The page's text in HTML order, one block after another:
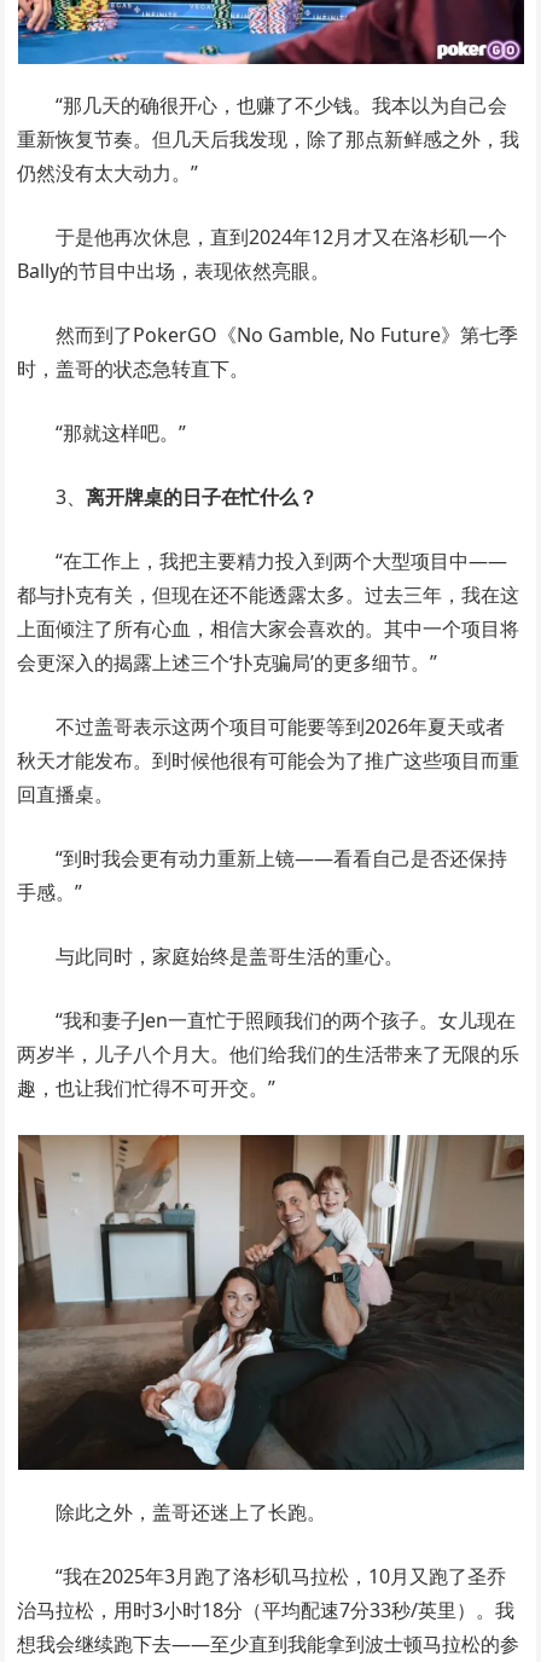
“那几天的确很开心，也赚了不少钱。我本以为自己会
重新恢复节奏。但几天后我发现，除了那点新鲜感之外，我
仍然没有太大动力。”
于是他再次休息，直到2024年12月才又在洛杉矶一个
Bally的节目中出场，表现依然亮眼。
然而到了PokerGO《No Gamble, No Future》第七季
时，盖哥的状态急转直下。
“那就这样吧。”
3、离开牌桌的日子在忙什么？
“在工作上，我把主要精力投入到两个大型项目中——
都与扑克有关，但现在还不能透露太多。过去三年，我在这
上面倾注了所有心血，相信大家会喜欢的。其中一个项目将
会更深入的揭露上述三个‘扑克骗局’的更多细节。”
不过盖哥表示这两个项目可能要等到2026年夏天或者
秋天才能发布。到时候他很有可能会为了推广这些项目而重
回直播桌。
“到时我会更有动力重新上镜——看看自己是否还保持
手感。”
与此同时，家庭始终是盖哥生活的重心。
“我和妻子Jen一直忙于照顾我们的两个孩子。女儿现在
两岁半，儿子八个月大。他们给我们的生活带来了无限的乐
趣，也让我们忙得不可开交。”
除此之外，盖哥还迷上了长跑。
“我在2025年3月跑了洛杉矶马拉松，10月又跑了圣乔
治马拉松，用时3小时18分（平均配速7分33秒/英里）。我
想我会继续跑下去——至少直到我能拿到波士顿马拉松的参